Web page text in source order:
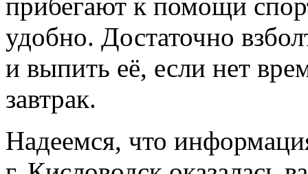
удобно. Достаточно
и выпить её, если нет
завтрак.
Надеемся, что